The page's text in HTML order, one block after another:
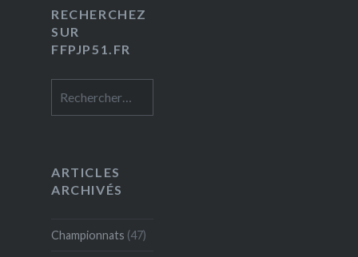
RECHERCHEZ
SUR
FFPJP51.FR
ARTICLES
ARCHIVÉS
Championnats (47)